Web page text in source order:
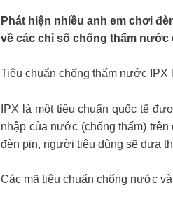
Phát hiện nhiều anh em chơi
về các chỉ số chống thấm nước
Tiêu chuẩn chống thấm nước IPX
IPX là một tiêu chuẩn quốc tế
nhập của nước (chống thấm)
đèn pin, người tiêu dùng sẽ dựa
Các mã tiêu chuẩn chống nước